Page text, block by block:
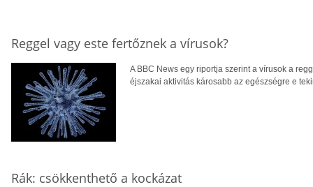
Reggel vagy este fertőznek a vírusok?
A BBC News egy riportja szerint a vírusok a
éjszakai aktivitás károsabb az egészségre e
Rák: csökkenthető a kockázat